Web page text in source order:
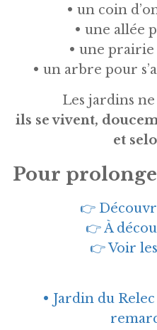
• un coin
• une allée
• une
• un arbre pour
Les jardins ne
ils se vivent,
et
Pour
👉
👉 À
👉 Voir
• Jardin du